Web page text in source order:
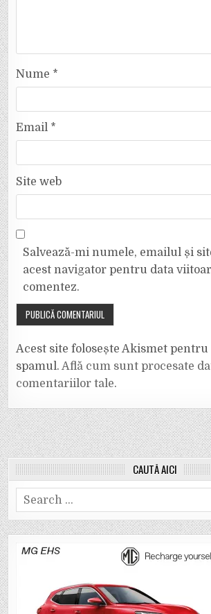
Nume *
Email *
Site web
Salvează-mi numele, emailul și
acest navigator pentru data
comentez.
Acest site folosește Akismet pentru
spamul.Află cum sunt procesate
comentariilor tale.
CAUTĂ AICI
Search
for: